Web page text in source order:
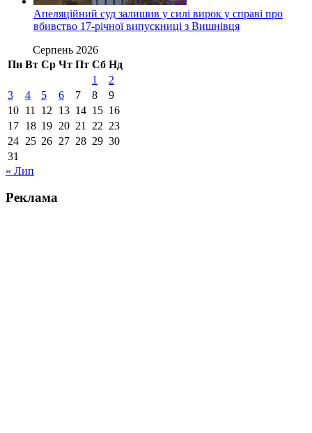
Апеляційний суд залишив у силі вирок у справі про
вбивство 17-річної випускниці з Вишнівця
Серпень 2026
Пн Вт Ср Чт Пт Сб Нд
1
2
3
4 5 6 7 8
9
10 11 12 13 14 15 16
17 18 19 20 21 22 23
24 25 26 27 28 29 30
31
« Лип
Реклама